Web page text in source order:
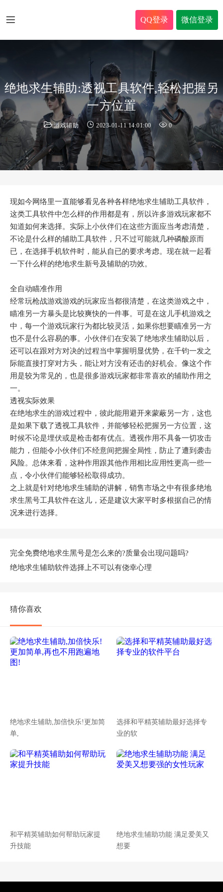
QQ登录 微信登录
绝地求生辅助:透视工具软件,轻松把握另
一方位置
游戏辅助 2023-01-11 14:01:00 0
现如今网络里一直能够看见各种各样绝地求生辅助工具软件，
这类工具软件中怎么样的作用都是有，所以许多游戏玩家都不
知道如何来选择。实际上小伙伴们在这些方面应当考虑清楚，
不论是什么样的辅助工具软件，只不过可能就几种磷酸原而
已，在选择手机软件时，能从自已的要求考虑。现在就一起看
一下什么样的绝地求生新号及辅助的功效。
全自动瞄准作用
经常玩枪战游戏游戏的玩家应当都很清楚，在这类游戏之中，
瞄准另一方暴头是比较爽快的一件事。可是在这儿手机游戏之
中，每一个游戏玩家行为都比较灵活，如果你想要瞄准另一方
也不是什么容易的事。小伙伴们在安装了绝地求生辅助以后，
还可以在跟对方对决的过程当中掌握明显优势，在千钧一发之
际能直接打穿对方头，能让对方没有还击的好机会。像这个作
用是较为常见的，也是很多游戏玩家都非常喜欢的辅助作用之
一。
透视实际效果
在绝地求生的游戏过程中，彼此能用避开来蒙蔽另一方，这也
是如果下载了透视工具软件，并能够轻松把握另一方位置，这
时候不论是埋伏或是枪击都有优点。透视作用不具备一切攻击
能力，但能令小伙伴们不经意间把握全局性，防止了遭到袭击
风险。总体来看，这种作用跟其他作用相比应用性更高一些一
点，令小伙伴们能够轻松取得成功。
之上就是针对绝地求生辅助的讲解，销售市场之中有很多绝地
求生黑号工具软件在这儿，还是建议大家平时多根据自己的情
况来进行选择。
完全免费绝地求生黑号是怎么来的?质量会出现问题吗?
绝地求生辅助软件选择上不可以有侥幸心理
猜你喜欢
绝地求生辅助,加倍快乐!更加简
单,
选择和平精英辅助最好选择专
业的软
和平精英辅助如何帮助玩家提
升技能
绝地求生辅助功能 满足爱美又
想要